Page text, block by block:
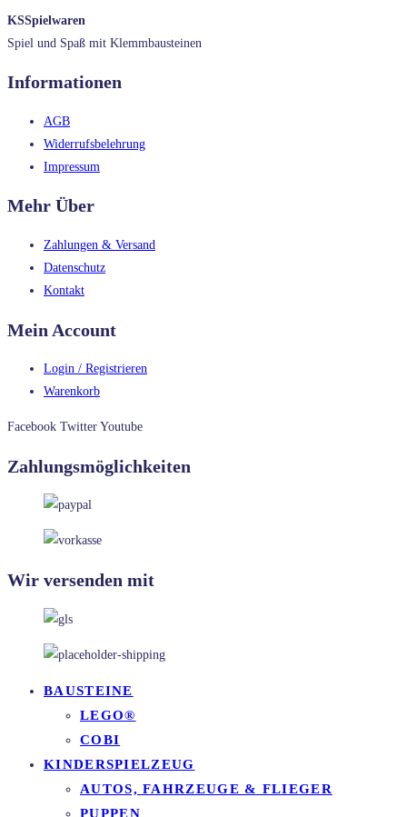
KSSpielwaren
Spiel und Spaß mit Klemmbausteinen
Informationen
AGB
Widerrufsbelehrung
Impressum
Mehr Über
Zahlungen & Versand
Datenschutz
Kontakt
Mein Account
Login / Registrieren
Warenkorb
Facebook Twitter Youtube
Zahlungsmöglichkeiten
Wir versenden mit
BAUSTEINE
LEGO®
COBI
KINDERSPIELZEUG
AUTOS, FAHRZEUGE & FLIEGER
PUPPEN